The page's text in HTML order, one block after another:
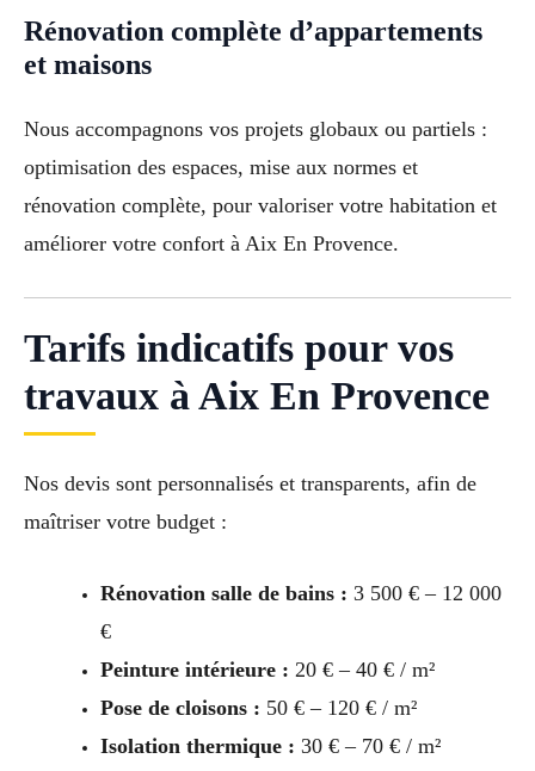
Rénovation complète d’appartements
et maisons
Nous accompagnons vos projets globaux ou partiels :
optimisation des espaces, mise aux normes et
rénovation complète, pour valoriser votre habitation et
améliorer votre confort à Aix En Provence.
Tarifs indicatifs pour vos
travaux à Aix En Provence
Nos devis sont personnalisés et transparents, afin de
maîtriser votre budget :
Rénovation salle de bains : 3 500 € – 12 000
€
Peinture intérieure : 20 € – 40 € / m²
Pose de cloisons : 50 € – 120 € / m²
Isolation thermique : 30 € – 70 € / m²